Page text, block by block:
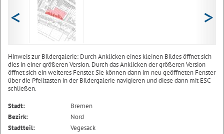
< >
Hinweis zur Bildergalerie: Durch Anklicken eines kleinen Bildes öffnet sich
dies in einer größeren Version. Durch das Anklicken der größeren Version
öffnet sich ein weiteres Fenster. Sie können dann im neu geöffneten Fenster
über die Pfeiltasten in der Bildergalerie navigieren und diese dann mit ESC
schließen.
Stadt:
Bremen
Bezirk:
Nord
Stadtteil:
Vegesack